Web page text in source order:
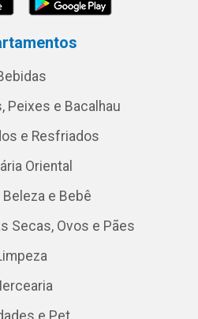
Peixes e Bacalhau
e Resfriados
Oriental
Beleza e Bebê
Secas, Ovos e Pães